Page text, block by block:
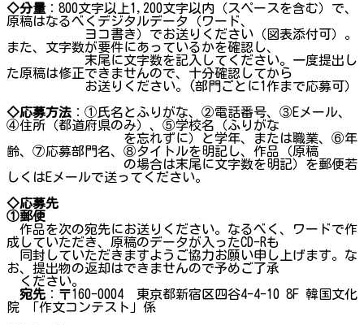
◇分量：800文字以上1,200文字以内（スペースを含む）で、
原稿はなるべくデジタルデータ（ワード、
ヨコ書き）でお送りください（図表添付可）。
また、文字数が要件にあっているかを確認し、
末尾に文字数を記入してください。一度提出し
た原稿は修正できませんので、十分確認してから
お送りください。(部門ごとに1作まで応募可）
◇応募方法 ：①氏名とふりがな、②電話番号、③Eメール、
④住所（都道府県のみ）、⑤学校名（ふりがな
を忘れずに）と学年、または職業、⑥年
齢、⑦応募部門名、⑧タイトルを明記し、作品（原稿
の場合は末尾に文字数を明記）を郵便若
しくはEメールで送ってください。
◇応募先
①郵便
作品を次の宛先にお送りください。なるべく、ワードで作
成していただき、原稿のデータが入ったCD-Rも
同封していただきますようご協力お願い申し上げます。な
お、提出物の返却はできませんので予めご了承
ください。
宛先 ：〒160-0004 東京都新宿区四谷4-4-10 8F 韓国文化
院 「作文コンテスト」係